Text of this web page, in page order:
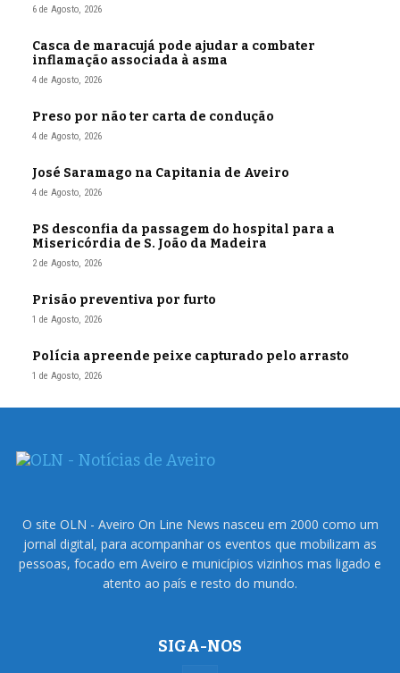
6 de Agosto, 2026
Casca de maracujá pode ajudar a combater
inflamação associada à asma
4 de Agosto, 2026
Preso por não ter carta de condução
4 de Agosto, 2026
José Saramago na Capitania de Aveiro
4 de Agosto, 2026
PS desconfia da passagem do hospital para a
Misericórdia de S. João da Madeira
2 de Agosto, 2026
Prisão preventiva por furto
1 de Agosto, 2026
Polícia apreende peixe capturado pelo arrasto
1 de Agosto, 2026
O site OLN - Aveiro On Line News nasceu em 2000 como um
jornal digital, para acompanhar os eventos que mobilizam as
pessoas, focado em Aveiro e municípios vizinhos mas ligado e
atento ao país e resto do mundo.
SIGA-NOS